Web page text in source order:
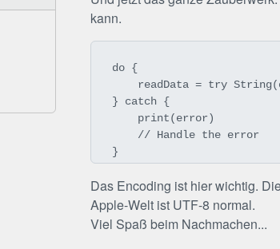
kann.
do {
} catch {
}
Das Encoding ist hier wichtig.
Apple-Welt ist UTF-8 normal.
Viel Spaß beim Nachmachen...